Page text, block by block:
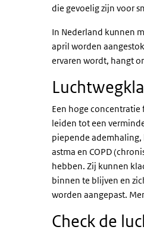
die gevoelig zijn voor
In Nederland kunnen
april worden
ervaren wordt, hangt
Een hoge
leiden tot een
piepende
astma en COPD
hebben. Zij kunnen
binnen te blijven en
worden aangepast.
Check de